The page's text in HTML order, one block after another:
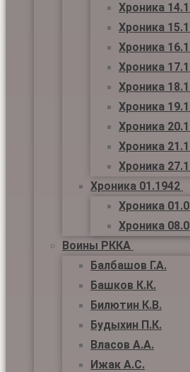
Хроника
Хроника
Хроника
Хроника
Хроника
Хроника
Хроника
Хроника
Хроника
Хроника 01.1942
Хроника
Хроника
Воины РККА
Балбашов Г.А.
Башков К.К.
Билютин К.В.
Будыхин П.К.
Власов А.А.
Ижак А.С.